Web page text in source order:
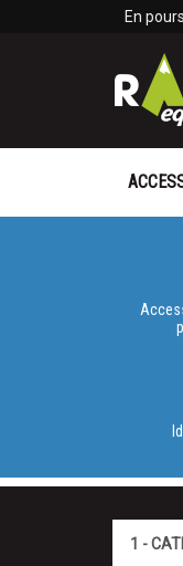
En
Panneau de gestion des